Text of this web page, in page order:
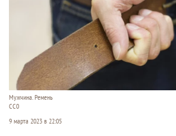
Мужчина. Ремень
СС0
9 марта 2023 в 22:05